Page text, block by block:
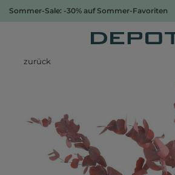
Sommer-Sale: -30% auf Sommer-Favoriten
zurück